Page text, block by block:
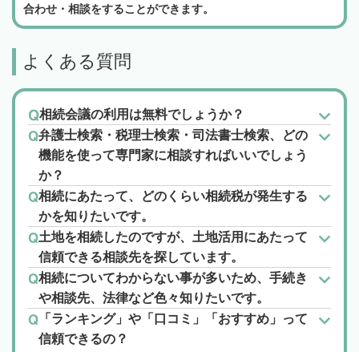
合わせ・相談をすることができます。
よくある質問
相続会議の利用は無料でしょうか？
弁護士検索・税理士検索・司法書士検索、どの
機能を使って専門家に相談すればいいでしょう
か？
相続にあたって、どのくらい相続税が発生する
かを知りたいです。
土地を相続したのですが、土地活用にあたって
信頼できる相談先を探しています。
相続についてわからない事が多いため、手続き
や相談先、法律など色々知りたいです。
「ランキング」や「口コミ」「おすすめ」って
信頼できるの？